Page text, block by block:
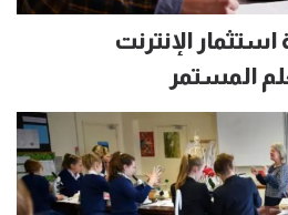
استثمار الإنترنت
المستمر